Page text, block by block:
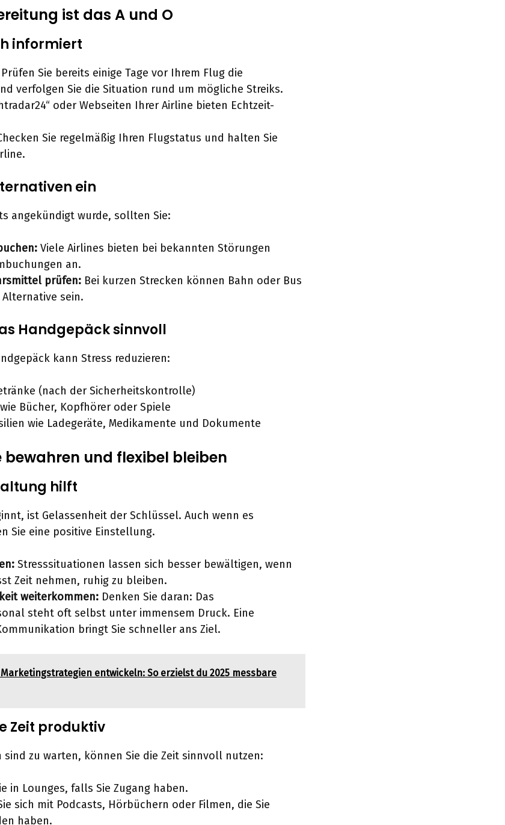
ist das A und O
informiert
Prüfen Sie bereits einige Tage vor Ihrem Flug die
verfolgen Sie die Situation rund um mögliche Streiks.
oder Webseiten Ihrer Airline bieten Echtzeit-
Sie regelmäßig Ihren Flugstatus und halten Sie
ein
angekündigt wurde, sollten Sie:
Viele Airlines bieten bei bekannten Störungen
an.
prüfen: Bei kurzen Strecken können Bahn oder Bus
sein.
Handgepäck sinnvoll
kann Stress reduzieren:
(nach der Sicherheitskontrolle)
Bücher, Kopfhörer oder Spiele
wie Ladegeräte, Medikamente und Dokumente
bewahren und flexibel bleiben
hilft
ist Gelassenheit der Schlüssel. Auch wenn es
Sie eine positive Einstellung.
Stresssituationen lassen sich besser bewältigen, wenn
Zeit nehmen, ruhig zu bleiben.
weiterkommen: Denken Sie daran: Das
steht oft selbst unter immensem Druck. Eine
bringt Sie schneller ans Ziel.
entwickeln: So erzielst du 2025 messbare
Zeit produktiv
sind zu warten, können Sie die Zeit sinnvoll nutzen:
in Lounges, falls Sie Zugang haben.
sich mit Podcasts, Hörbüchern oder Filmen, die Sie
haben.